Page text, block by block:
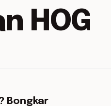
HOG
5 min read
Bongkar